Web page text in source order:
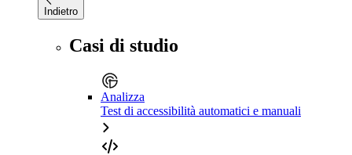
Indietro
Casi di studio
Analizza
Test di accessibilità automatici e manuali